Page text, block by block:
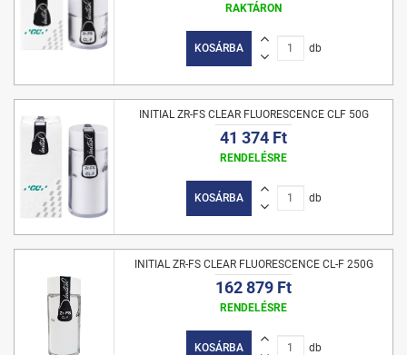
RAKTÁRON
KOSÁRBA db
INITIAL ZR-FS CLEAR FLUORESCENCE CLF 50G
41 374 Ft
RENDELÉSRE
KOSÁRBA db
INITIAL ZR-FS CLEAR FLUORESCENCE CL-F 250G
162 879 Ft
RENDELÉSRE
KOSÁRBA db